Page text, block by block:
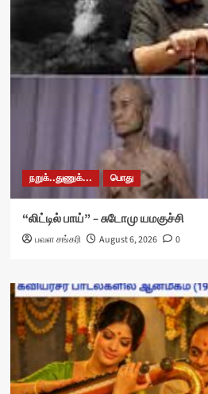
நறுக்..துணுக்... பொது
“லிட்டில் பாய்” – சுடோமு யமகுச்சி
பவள சங்கரி August 6, 2026 0